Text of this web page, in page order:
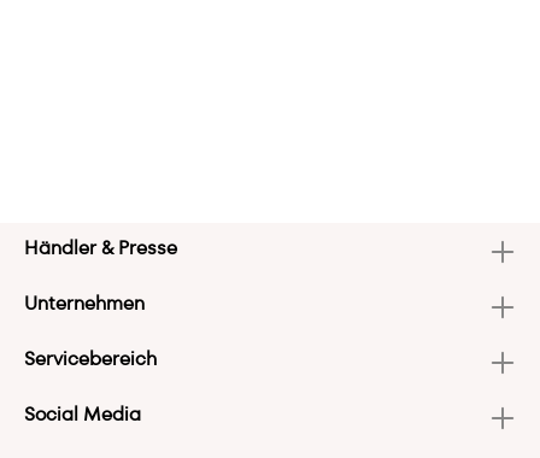
Händler & Presse
Unternehmen
Servicebereich
Social Media